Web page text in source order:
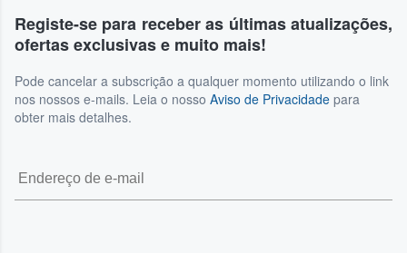
Registe-se para receber as últimas atualizações,
ofertas exclusivas e muito mais!
Pode cancelar a subscrição a qualquer momento utilizando o link
nos nossos e-mails. Leia o nosso Aviso de Privacidade para
obter mais detalhes.